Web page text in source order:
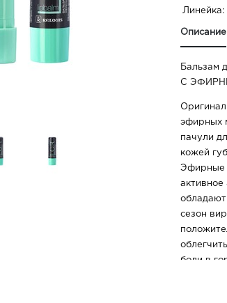
Линейка:
Описание
Бальзам
С
эфирных
пачули
кожей
Эфирные
активное
сезон
боли в